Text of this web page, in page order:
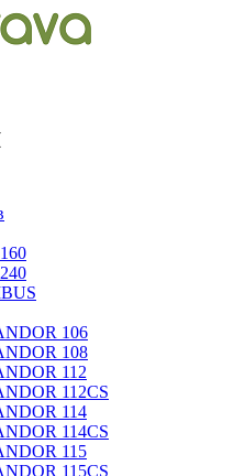
106
108
112
112CS
114
114CS
115
115CS